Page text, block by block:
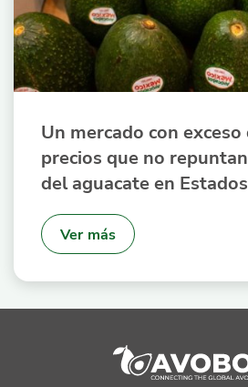
Un mercado con
precios que no
del aguacate en
Ver más